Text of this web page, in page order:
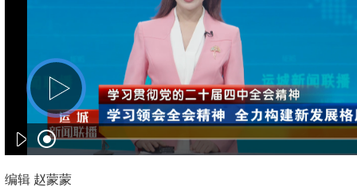
编辑 赵蒙蒙